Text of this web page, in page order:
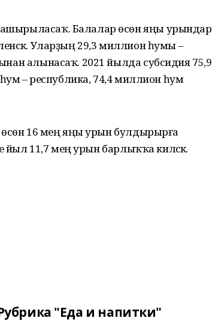
Балалар өсөн яңы урындар
Уларҙың 29,3 миллион һумы –
алынасаҡ. 2021 йылда субсидия 75,9
– республика, 74,4 миллион һум
өсөн 16 мең яңы урын булдырырға
йыл 11,7 мең урын барлыҡҡа киләсәк.
"Еда и напитки"